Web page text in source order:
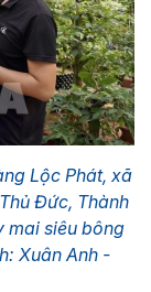
Lộc Phát, xã
Đức, Thành
mai siêu bông
Xuân Anh -